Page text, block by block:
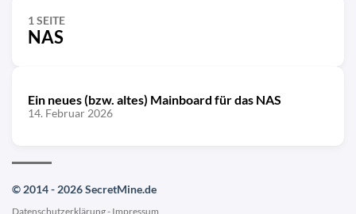
1 SEITE
NAS
Ein neues (bzw. altes) Mainboard für das NAS
14. Februar 2026
© 2014 - 2026 SecretMine.de
Datenschutzerklärung- Impressum